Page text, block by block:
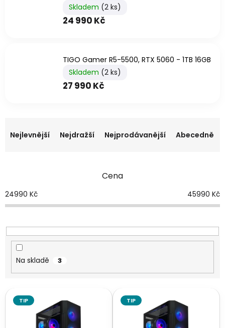
Skladem (2 ks)
24 990 Kč
TIGO Gamer R5-5500, RTX 5060 - 1TB 16GB
Skladem (2 ks)
27 990 Kč
a
p
r
o
u
Nejlevnější Nejdražší Nejprodávanější Abecedně
Cena
24990 Kč 45990 Kč
Na skladě 3
V
TIP TIP